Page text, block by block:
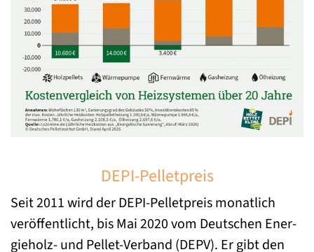
DEPI-Pelletpreis
Seit 2011 wird der DEPI-Pelletpreis monatlich
veröffentlicht, bis Mai 2020 vom Deutschen Ener-
gieholz- und Pellet-Verband (DEPV). Er gibt den